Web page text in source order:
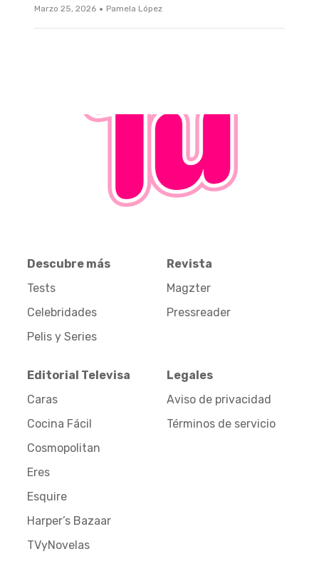
Marzo 25, 2026 · Pamela López
Descubre más
Tests
Celebridades
Pelis y Series
Revista
Magzter
Pressreader
Editorial Televisa
Caras
Cocina Fácil
Cosmopolitan
Eres
Esquire
Harper’s Bazaar
TVyNovelas
Legales
Aviso de privacidad
Términos de servicio